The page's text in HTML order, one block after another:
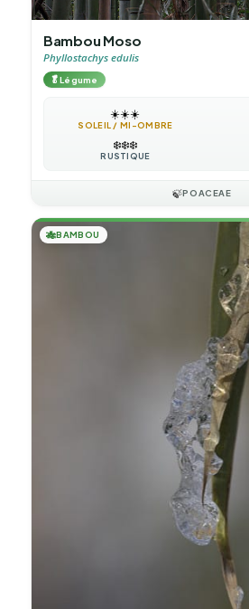
Bambou Moso
Phyllostachys edulis
🥬Légume
☀️☀️☀️
SOLEIL / MI-OMBRE
❄️❄️❄️
RUSTIQUE
🍃POACEAE
🎋BAMBOU